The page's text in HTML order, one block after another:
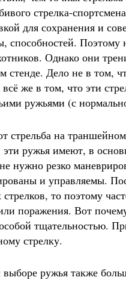
стрелка-
для сохранения и
способностей. Поэтому
Однако они
стенде. Дело не в том,
же в том, что эти
ружьями (с
на траншейном
ружья имеют, в
нужно резко
и управляемы.
то поэтому
поражения. Вот
тщательностью.
стрелку.
ружья также